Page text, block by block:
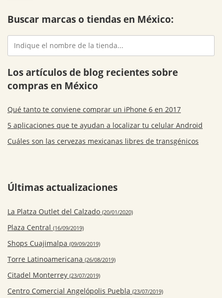
Buscar marcas o tiendas en México:
Los artículos de blog recientes sobre
compras en México
Qué tanto te conviene comprar un iPhone 6 en 2017
5 aplicaciones que te ayudan a localizar tu celular Android
Cuáles son las cervezas mexicanas libres de transgénicos
Últimas actualizaciones
La Platza Outlet del Calzado (20/01/2020)
Plaza Central (16/09/2019)
Shops Cuajimalpa (09/09/2019)
Torre Latinoamericana (26/08/2019)
Citadel Monterrey (23/07/2019)
Centro Comercial Angelópolis Puebla (23/07/2019)